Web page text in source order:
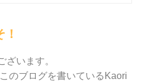
ざいます。
のブログを書いているKaori